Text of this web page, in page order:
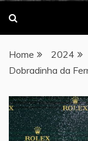
Home 2024
Dobradinha da